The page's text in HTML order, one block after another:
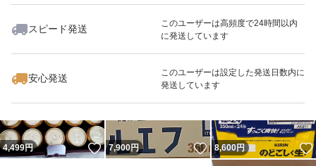
スピード発送
このユーザーは高頻度で24時間以内
に発送しています
安心発送
このユーザーは設定した発送日数内に
発送しています
いいね！
9,980
4,499円 いいね！
7,900円 いいね！
8,600円